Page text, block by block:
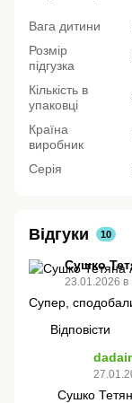
Вага дитини
Розмір
підгузка
Кількість в
упаковці
Країна
виробник
Серія
Відгуки 10
Сушко
23.01.2026 в
Супер,
Відповісти
Сушко